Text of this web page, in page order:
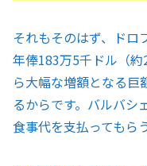
それもそのはず、ドロ
年俸183万5千ドル（
ら大幅な増額となる巨
るからです。バルバシ
食事代を支払ってもら